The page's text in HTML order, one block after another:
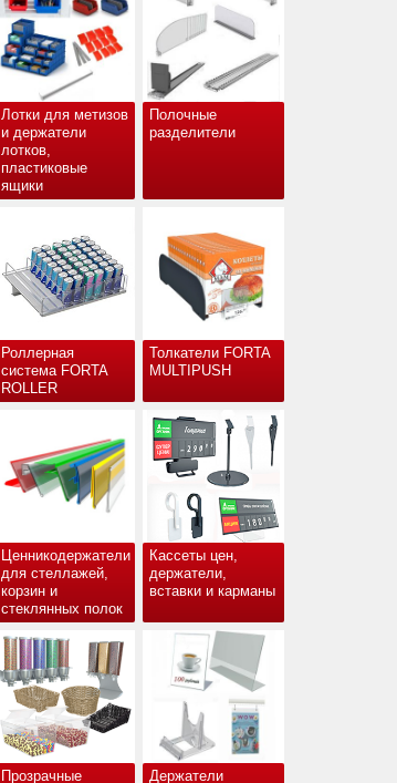
Лотки для метизов
и держатели
лотков,
пластиковые
ящики
Полочные
разделители
Роллерная
система FORTA
ROLLER
Толкатели FORTA
MULTIPUSH
Ценникодержатели
для стеллажей,
корзин и
стеклянных полок
Кассеты цен,
держатели,
вставки и карманы
Прозрачные Держатели